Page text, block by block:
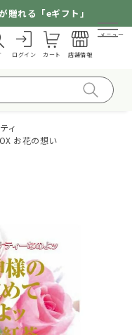
贈れる「eギフト」
ログイン カート 店舗情報
メニュー
ィ
お花の想い